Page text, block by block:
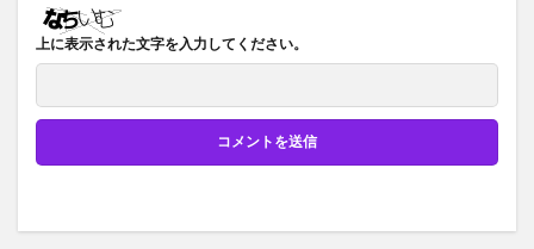
上に表示された文字を入力してください。